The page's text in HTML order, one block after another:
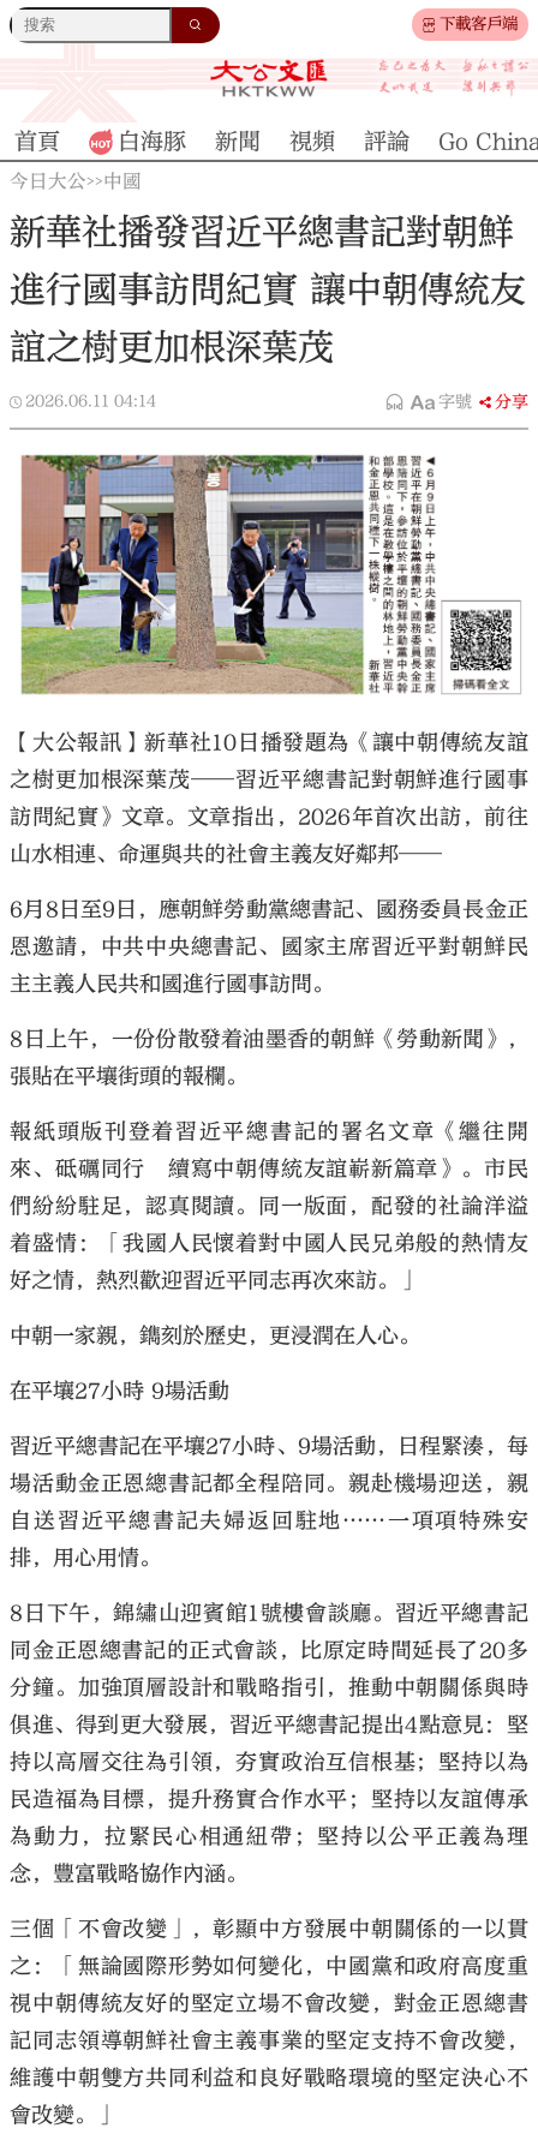
下載客戶端
大公文匯
首頁 白海豚 新聞 視頻 評論 Go
今日大公>>中國
新華社播發習近平總書記對朝鮮
進行國事訪問紀實 讓中朝傳統友
誼之樹更加根深葉茂
2026.06.11 04:14 字號 分享
【大公報訊】新華社10日播發題為《讓中朝傳統友誼
之樹更加根深葉茂──習近平總書記對朝鮮進行國事
訪問紀實》文章。文章指出，2026年首次出訪，前往
山水相連、命運與共的社會主義友好鄰邦──
6月8日至9日，應朝鮮勞動黨總書記、國務委員長金正
恩邀請，中共中央總書記、國家主席習近平對朝鮮民
主主義人民共和國進行國事訪問。
8日上午，一份份散發着油墨香的朝鮮《勞動新聞》，
張貼在平壤街頭的報欄。
報紙頭版刊登着習近平總書記的署名文章《繼往開
來、砥礪同行 續寫中朝傳統友誼嶄新篇章》。市民
們紛紛駐足，認真閱讀。同一版面，配發的社論洋溢
着盛情：「我國人民懷着對中國人民兄弟般的熱情友
好之情，熱烈歡迎習近平同志再次來訪。」
中朝一家親，鐫刻於歷史，更浸潤在人心。
在平壤27小時 9場活動
習近平總書記在平壤27小時、9場活動，日程緊湊，每
場活動金正恩總書記都全程陪同。親赴機場迎送，親
自送習近平總書記夫婦返回駐地……一項項特殊安
排，用心用情。
8日下午，錦繡山迎賓館1號樓會談廳。習近平總書記
同金正恩總書記的正式會談，比原定時間延長了20多
分鐘。加強頂層設計和戰略指引，推動中朝關係與時
俱進、得到更大發展，習近平總書記提出4點意見：堅
持以高層交往為引領，夯實政治互信根基；堅持以為
民造福為目標，提升務實合作水平；堅持以友誼傳承
為動力，拉緊民心相通紐帶；堅持以公平正義為理
念，豐富戰略協作內涵。
三個「不會改變」，彰顯中方發展中朝關係的一以貫
之：「無論國際形勢如何變化，中國黨和政府高度重
視中朝傳統友好的堅定立場不會改變，對金正恩總書
記同志領導朝鮮社會主義事業的堅定支持不會改變，
維護中朝雙方共同利益和良好戰略環境的堅定決心不
會改變。」